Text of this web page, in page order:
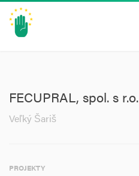
FECUPRAL, spol. s r.o.
Veľký Šariš
PROJEKTY